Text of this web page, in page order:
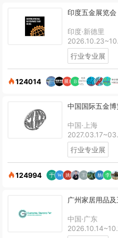
印度五金展览会
印度·新德里
行业专业展
124014
中国国际五金博
中国·上海
行业专业展
124994
广州家居用品
中国·广东